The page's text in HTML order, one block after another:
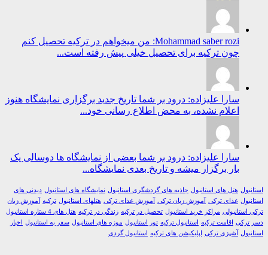
Mohammad saber rozi: من میخواهم در ترکیه تحصیل کنم
چون ترکیه برای تحصیل خیلی پیش رفته است...
سارا علیزاده: درود بر شما تاریخ جدید برگزاری نمایشگاه هنوز
اعلام نشده، به محض اطلاع رسانی خود...
سارا علیزاده: درود بر شما بعضی از نمایشگاه ها دوسالی یک
بار برگزار میشه و تاریخ بعدی نمایشگاه...
هتل های استانبول جاذبه های گردشگری استانبول نمایشگاه های استانبول دیدنی های
غذای ترکی آموزش زبان ترکی آموزش غذای ترکی هتلهای استانبول ترکیه
آموزش زبان
مراکز خرید استانبول تحصیل در ترکیه زندگی در ترکیه
هتل های 4 ستاره استانبول
اقامت ترکیه استانبول ترکیه تور استانبول موزه های استانبول سفر به استانبول اخبار
آشپزی ترکی اپلیکیشن های ترکیه استانبول گردی